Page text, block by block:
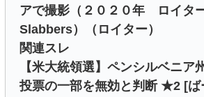
アで撮影（２０２０年 ロイタ
Slabbers）（ロイター）
関連スレ
【米大統領選】ペンシルベニア
投票の一部を無効と判断 ★2 [